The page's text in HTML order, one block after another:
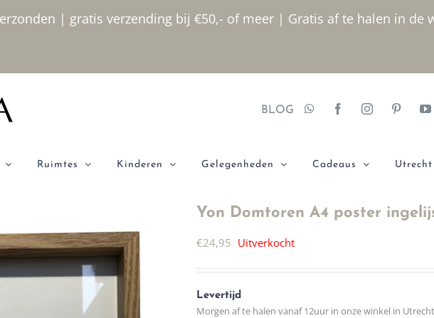
| gratis verzending bij €50,- of meer | Gratis af te halen in
BLOG
Ruimtes Kinderen Gelegenheden Cadeaus Utrecht
Yon Domtoren A4 poster
€24,95 Uitverkocht
Levertijd
Morgen af te halen vanaf 12uur in onze winkel in Utrecht